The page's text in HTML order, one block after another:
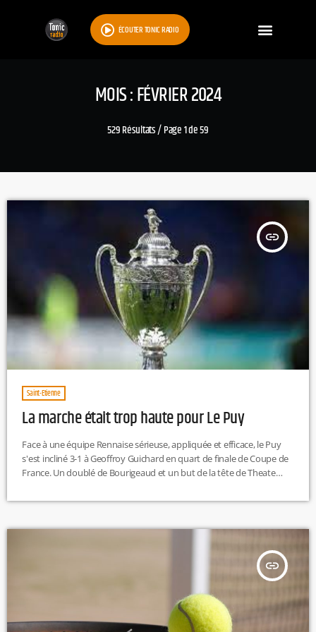
ÉCOUTER TONIC RADIO
MOIS : FÉVRIER 2024
529 Résultats / Page 1 de 59
insert_link
Saint-Etienne
La marche était trop haute pour Le Puy
Face à une équipe Rennaise sérieuse, appliquée et efficace, le Puy
s'est incliné 3-1 à Geoffroy Guichard en quart de finale de Coupe de
France. Un doublé de Bourigeaud et un but de la tête de Theate
une très belle image du foot amateur et qui sortent par la grande
(buteur), […]
insert_link